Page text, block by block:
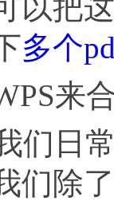
以把
多个
来合
日常
们除